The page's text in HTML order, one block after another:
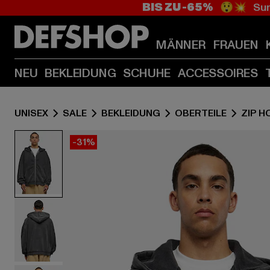
BIS ZU -65% 😲💥
MÄNNER FRAUEN
NEU BEKLEIDUNG SCHUHE ACCESSOIRES
UNISEX SALE BEKLEIDUNG OBERTEILE ZIP
-31%